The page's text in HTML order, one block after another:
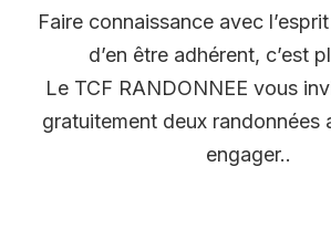
Faire connaissance avec
d’en être adhérent, c’est
Le TCF RANDONNEE vous
gratuitement deux randonnées
engager..